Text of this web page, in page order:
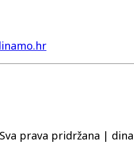
prava pridržana |